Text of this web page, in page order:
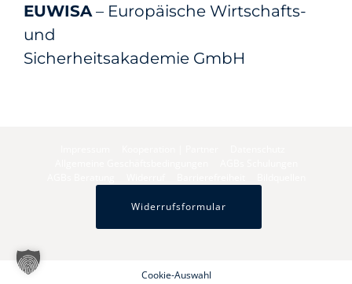
EUWISA– Europäische Wirtschafts-
und
Sicherheitsakademie GmbH
Widerrufsformular
Cookie-Auswahl